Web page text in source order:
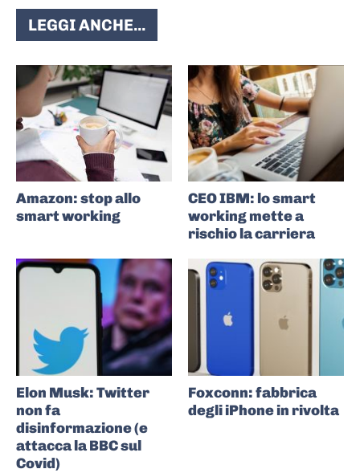
LEGGI ANCHE...
Amazon: stop allo
smart working
CEO IBM: lo smart
working mette a
rischio la carriera
Elon Musk: Twitter
non fa
disinformazione (e
attacca la BBC sul
Covid)
Foxconn: fabbrica
degli iPhone in rivolta